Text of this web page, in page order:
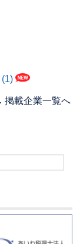
掲載企業一覧へ